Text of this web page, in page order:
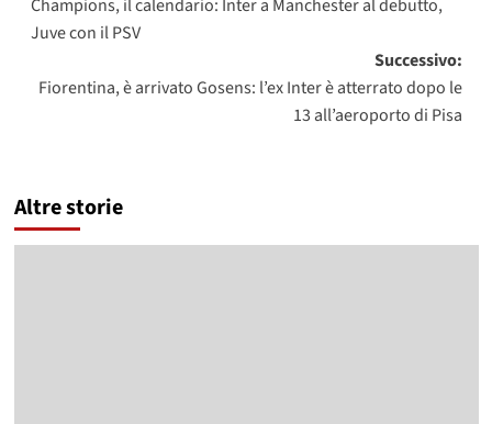
articolo
Champions, il calendario: Inter a Manchester al debutto,
Juve con il PSV
Successivo:
Fiorentina, è arrivato Gosens: l’ex Inter è atterrato dopo le
13 all’aeroporto di Pisa
Altre storie